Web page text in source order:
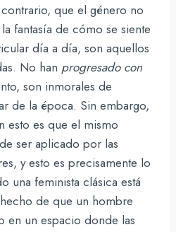
que el género no
fantasía de cómo se siente
día a día, son aquellos
No han progresado con
son inmorales de
de la época. Sin embargo,
esto es que el mismo
ser aplicado por las
y esto es precisamente lo
una feminista clásica está
de que un hombre
en un espacio donde las